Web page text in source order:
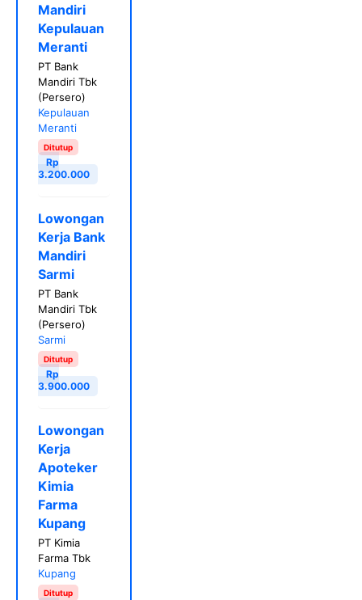
Mandiri
Kepulauan
Meranti
PT Bank
Mandiri Tbk
(Persero)
Kepulauan
Meranti
Ditutup
Rp
3.200.000
Lowongan
Kerja Bank
Mandiri
Sarmi
PT Bank
Mandiri Tbk
(Persero)
Sarmi
Ditutup
Rp
3.900.000
Lowongan
Kerja
Apoteker
Kimia
Farma
Kupang
PT Kimia
Farma Tbk
Kupang
Ditutup